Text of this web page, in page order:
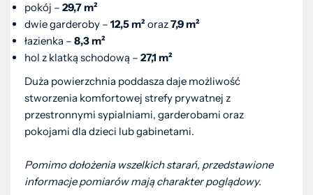
pokój – 29,7 m²
dwie garderoby – 12,5 m²oraz7,9 m²
łazienka – 8,3 m²
hol z klatką schodową – 27,1 m²
Duża powierzchnia poddasza daje możliwość
stworzenia komfortowej strefy prywatnej z
przestronnymi sypialniami, garderobami oraz
pokojami dla dzieci lub gabinetami.
Pomimo dołożenia wszelkich starań, przedstawione
informacje pomiarów mają charakter poglądowy.